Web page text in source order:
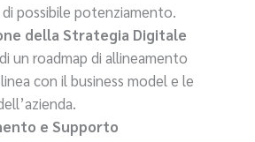
possibile potenziamento.
della Strategia Digitale
un roadmap di allineamento
con il business model e le
e Supporto